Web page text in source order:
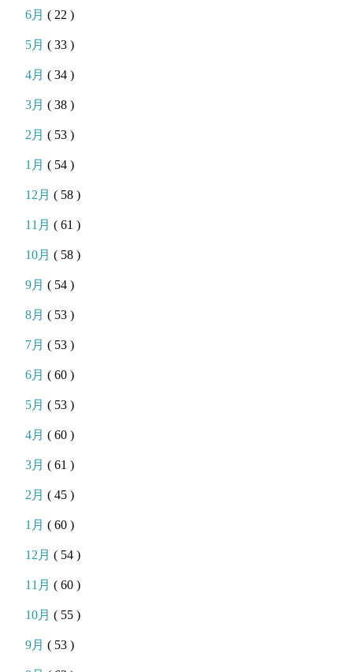
6月( 22 )
5月( 33 )
4月( 34 )
3月( 38 )
2月( 53 )
1月( 54 )
12月( 58 )
11月( 61 )
10月( 58 )
9月( 54 )
8月( 53 )
7月( 53 )
6月( 60 )
5月( 53 )
4月( 60 )
3月( 61 )
2月( 45 )
1月( 60 )
12月( 54 )
11月( 60 )
10月( 55 )
9月( 53 )